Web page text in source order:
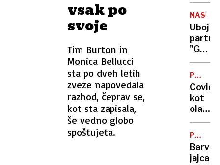
vsak po
svoje
Tim Burton in
Monica Bellucci
sta po dveh letih
zveze napovedala
razhod, čeprav se,
kot sta zapisala,
še vedno globo
spoštujeta.
o
Iva
Sumijo
ga
s
NASILJE
Uboj
"Grozil
je,
da
mi
bo
izrezal
iz
ZLORAB
Covid
kot
pri
zlorab
KOTIČEK
Barva
jajca